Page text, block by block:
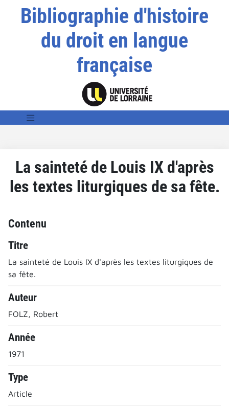
Bibliographie d'histoire
du droit en langue
française
La sainteté de Louis IX d'après
les textes liturgiques de sa fête.
Contenu
Titre
La sainteté de Louis IX d'après les textes liturgiques de
sa fête.
Auteur
FOLZ, Robert
Année
1971
Type
Article